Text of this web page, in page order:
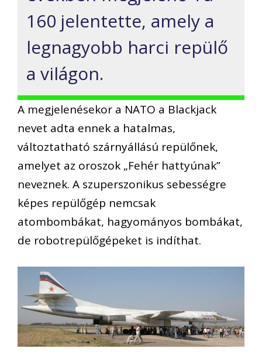
160 jelentette, amely a
legnagyobb harci repülő
a világon.
A megjelenésekor a NATO a Blackjack
nevet adta ennek a hatalmas,
változtatható szárnyállású repülőnek,
amelyet az oroszok „Fehér hattyúnak”
neveznek. A szuperszonikus sebességre
képes repülőgép nemcsak
atombombákat, hagyományos bombákat,
de robotrepülőgépeket is indíthat.